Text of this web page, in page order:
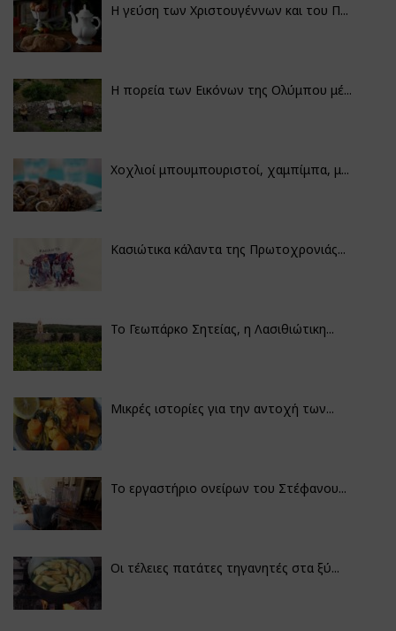
Η γεύση των Χριστουγέννων και του Π...
Η πορεία των Εικόνων της Ολύμπου μέ...
Χοχλιοί μπουμπουριστοί, χαμπίμπα, μ...
Κασιώτικα κάλαντα της Πρωτοχρονιάς...
Το Γεωπάρκο Σητείας, η Λασιθιώτικη...
Μικρές ιστορίες για την αντοχή των...
Το εργαστήριο ονείρων του Στέφανου...
Οι τέλειες πατάτες τηγανητές στα ξύ...